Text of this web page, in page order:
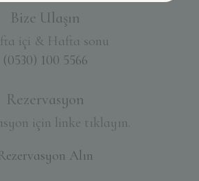
Bize Ulaşın
içi & Hafta sonu
(0530) 100 5566
Rezervasyon
için linke tıklayın.
Alın